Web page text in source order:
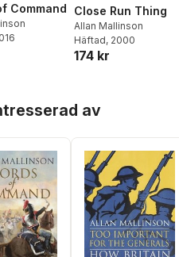
Command Close Run Thing
Allan Mallinson
Häftad, 2000
174 kr
av